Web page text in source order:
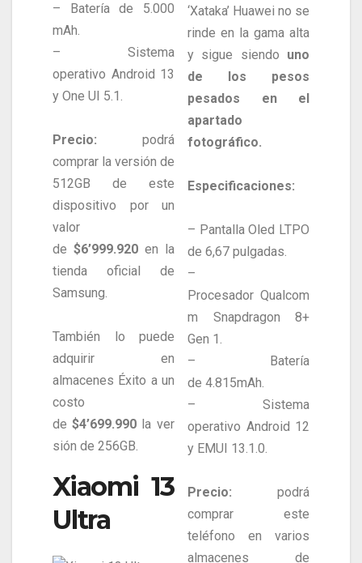
– Batería de 5.000
mAh.
– Sistema
operativo Android 13
y One UI 5.1.
Precio: podrá
comprar la versión de
512GB de este
dispositivo por un
valor
de $6’999.920 en la
tienda oficial de
Samsung.
También lo puede
adquirir en
almacenes Éxito a un
costo
de $4’699.990 la ver
sión de 256GB.
Xiaomi 13
Ultra
‘Xataka’ Huawei no se
rinde en la gama alta
y sigue siendo uno
de los pesos
pesados en el
apartado
fotográfico.
Especificaciones:
– Pantalla Oled LTPO
de 6,67 pulgadas.
–
Procesador Qualcom
m Snapdragon 8+
Gen 1.
– Batería
de 4.815mAh.
– Sistema
operativo Android 12
y EMUI 13.1.0.
Precio: podrá
comprar este
teléfono en varios
almacenes de